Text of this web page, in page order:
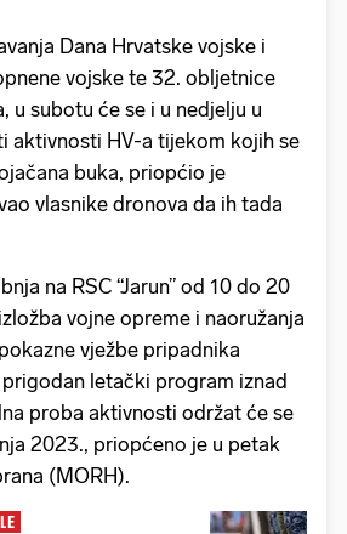
Dana Hrvatske vojske i
vojske te 32. obljetnice
u subotu će se i u nedjelju u
aktivnosti HV-a tijekom kojih se
buka, priopćio je
vlasnike dronova da ih tada
na RSC “Jarun” od 10 do 20
vojne opreme i naoružanja
vježbe pripadnika
letački program iznad
proba aktivnosti održat će se
2023., priopćeno je u petak
(MORH).